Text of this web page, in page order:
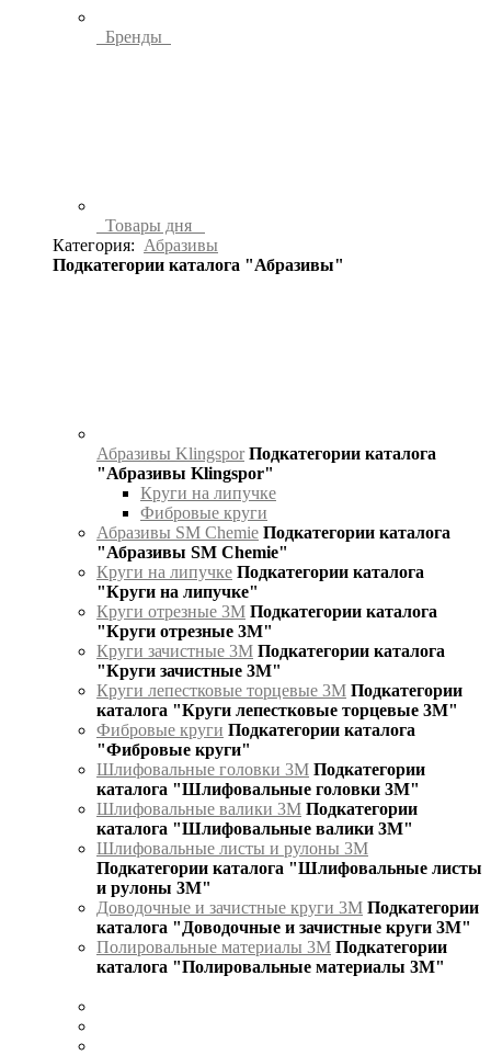
Бренды
Товары дня
Категория: Абразивы
Подкатегории каталога "Абразивы"
Абразивы Klingspor Подкатегории каталога
"Абразивы Klingspor"
Круги на липучке
Фибровые круги
Абразивы SM Chemie Подкатегории каталога
"Абразивы SM Chemie"
Круги на липучке Подкатегории каталога
"Круги на липучке"
Круги отрезные 3М Подкатегории каталога
"Круги отрезные 3М"
Круги зачистные 3М Подкатегории каталога
"Круги зачистные 3М"
Круги лепестковые торцевые 3М Подкатегории
каталога "Круги лепестковые торцевые 3М"
Фибровые круги Подкатегории каталога
"Фибровые круги"
Шлифовальные головки 3М Подкатегории
каталога "Шлифовальные головки 3М"
Шлифовальные валики 3М Подкатегории
каталога "Шлифовальные валики 3М"
Шлифовальные листы и рулоны 3М
Подкатегории каталога "Шлифовальные листы
и рулоны 3М"
Доводочные и зачистные круги 3М Подкатегории
каталога "Доводочные и зачистные круги 3М"
Полировальные материалы 3М Подкатегории
каталога "Полировальные материалы 3М"